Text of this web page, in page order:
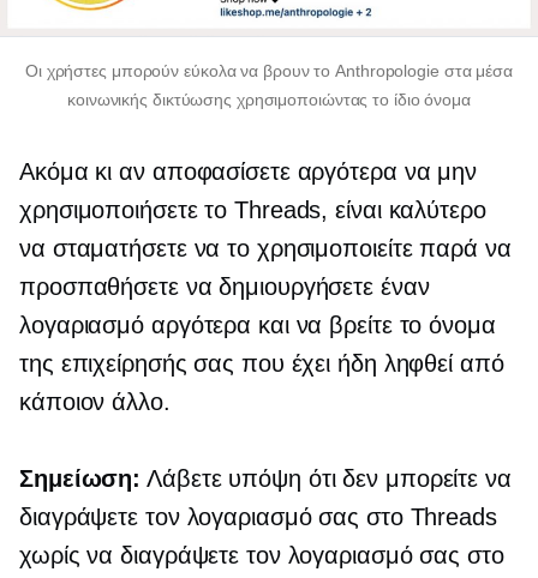
Οι χρήστες μπορούν εύκολα να βρουν το Anthropologie στα μέσα
κοινωνικής δικτύωσης χρησιμοποιώντας το ίδιο όνομα
Ακόμα κι αν αποφασίσετε αργότερα να μην
χρησιμοποιήσετε το Threads, είναι καλύτερο
να σταματήσετε να το χρησιμοποιείτε παρά να
προσπαθήσετε να δημιουργήσετε έναν
λογαριασμό αργότερα και να βρείτε το όνομα
της επιχείρησής σας που έχει ήδη ληφθεί από
κάποιον άλλο.
Σημείωση: Λάβετε υπόψη ότι δεν μπορείτε να
διαγράψετε τον λογαριασμό σας στο Threads
χωρίς να διαγράψετε τον λογαριασμό σας στο